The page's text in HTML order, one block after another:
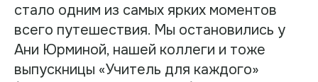
стало одним из самых ярких моментов
всего путешествия. Мы остановились у
Ани Юрминой, нашей коллеги и тоже
выпускницы «Учитель для каждого»